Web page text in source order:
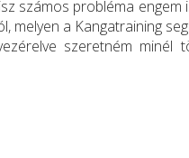
számos probléma engem
melyen a Kangatraining
szeretném minél